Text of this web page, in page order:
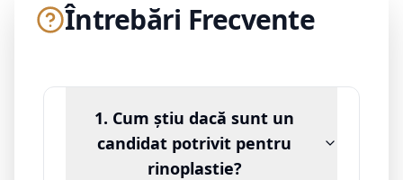
Întrebări Frecvente
1. Cum știu dacă sunt un
candidat potrivit pentru
rinoplastie?